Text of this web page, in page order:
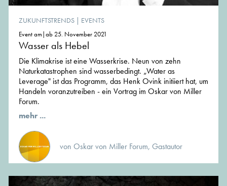
ZUKUNFTSTRENDS | EVENTS
Event am|ab 25. November 2021
Wasser als Hebel
Die Klimakrise ist eine Wasserkrise. Neun von zehn
Naturkatastrophen sind wasserbedingt. „Water as
Leverage" ist das Programm, das Henk Ovink initiiert hat, um
Handeln voranzutreiben - ein Vortrag im Oskar von Miller
Forum.
mehr ...
von Oskar von Miller Forum, Gastautor